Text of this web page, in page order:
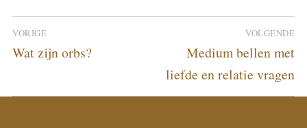
navigatie
VORIGE
Vorig
Wat zijn orbs?
VOLGENDE
Volgend
bericht:
Medium bellen met
liefde en relatie vragen